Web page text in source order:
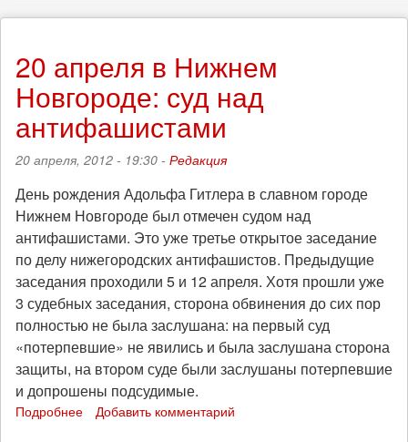
20 апреля в Нижнем
Новгороде: суд над
антифашистами
20 апреля, 2012 - 19:30 - Редакция
День рождения Адольфа Гитлера в славном городе
Нижнем Новгороде был отмечен судом над
антифашистами. Это уже третье открытое заседание
по делу нижегородских антифашистов. Предыдущие
заседания проходили 5 и 12 апреля. Хотя прошли уже
3 судебных заседания, сторона обвинения до сих пор
полностью не была заслушана: на первый суд
«потерпевшие» не явились и была заслушана сторона
защиты, на втором суде были заслушаны потерпевшие
и допрошены подсудимые.
Подробнее Добавить комментарий